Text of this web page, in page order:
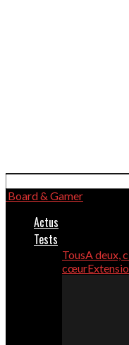
Board & Gamer
Actus
Tests
TousA deux,
cœur